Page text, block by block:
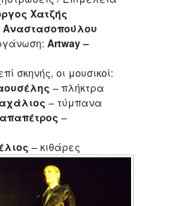
Χατζής
Αναστασοπούλου
Artway –
σκηνής, οι μουσικοί:
– πλήκτρα
– τύμπανα
–
– κιθάρες